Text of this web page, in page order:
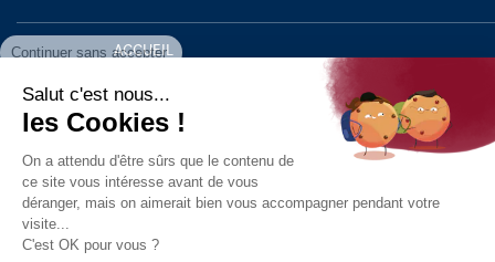
ACCUEIL
VOTRE MAIRIE
VOTRE QUOTIDIEN
AU FIL DE LA VIE
LOISIRS
S’INFORMER
Continuer sans accepter
Salut c'est nous...
les Cookies !
On a attendu d'être sûrs que le contenu de
ce site vous intéresse avant de vous
déranger, mais on aimerait bien vous accompagner pendant votre
visite...
C'est OK pour vous ?